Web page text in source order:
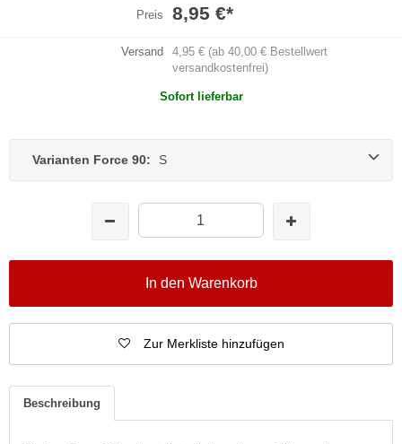
Preis 8,95 €*
Versand
4,95 € (ab 40,00 € Bestellwert
versandkostenfrei)
Sofort lieferbar
Varianten Force 90: S
In den Warenkorb
Zur Merkliste hinzufügen
Beschreibung